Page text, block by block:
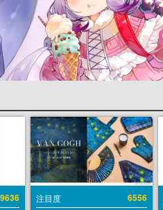
9636 注目度 6556